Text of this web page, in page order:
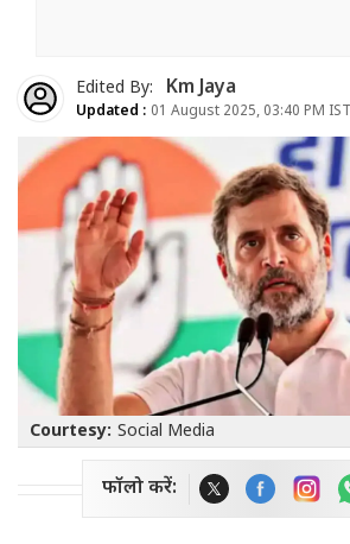
Edited By: Km Jaya
Updated : 01 August 2025, 03:40 PM IST
Courtesy: Social Media
फॉलो करें: